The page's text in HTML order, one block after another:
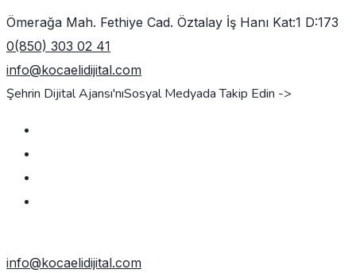
Ömerağa Mah. Fethiye Cad. Öztalay İş Hanı Kat:1 D:173
0(850) 303 02 41
info@kocaelidijital.com
Şehrin Dijital Ajansı'nıSosyal Medyada Takip Edin ->
info@kocaelidijital.com